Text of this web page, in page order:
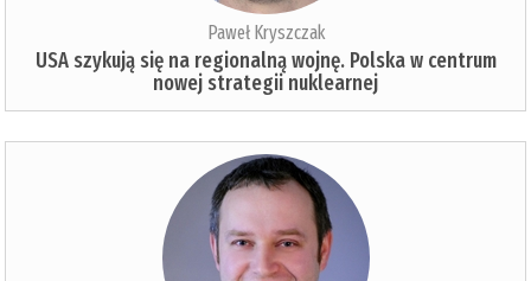
Paweł Kryszczak
USA szykują się na regionalną wojnę. Polska w centrum
nowej strategii nuklearnej